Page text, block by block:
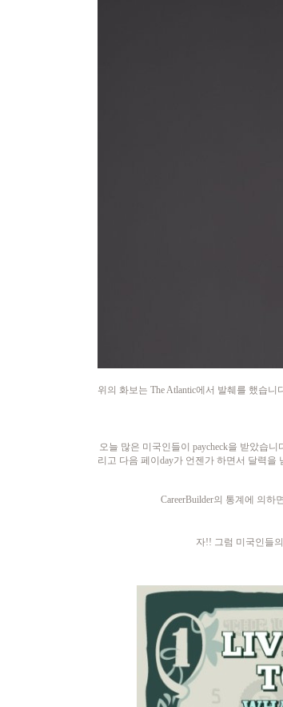
위의 화보는 The Atlantic에서 발췌를 했습니
오늘 많은 미국인들이 paycheck을 받았습
리고 다음 페이day가 언젠가 하면서 달력을
CareerBuilder의 통계에 의하면
자!! 그럼 미국인들